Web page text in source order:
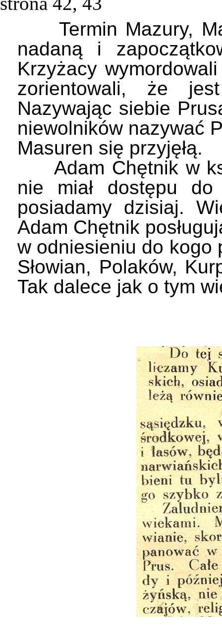
Termin Mazury,
nadaną i
Krzyżacy
zorientowali, że
Nazywając siebie
niewolników nazywać
Masuren się przyjęłą.
Adam Chętnik w
nie miał dostępu
posiadamy dzisiaj.
Adam Chętnik
w odniesieniu do kogo
Słowian, Polaków,
Tak dalece jak o tym